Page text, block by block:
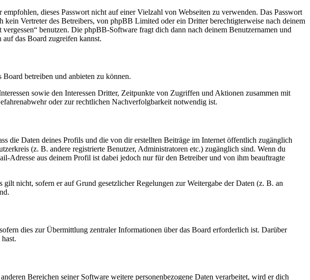
dieses Passwort nicht auf einer Vielzahl von Webseiten zu verwenden. Das Passwort
Vertreter des Betreibers, von phpBB Limited oder ein Dritter berechtigterweise nach deinem
benutzen. Die phpBB-Software fragt dich dann nach deinem Benutzernamen und
auf das Board zugreifen kannst.
betreiben und anbieten zu können.
sowie den Interessen Dritter, Zeitpunkte von Zugriffen und Aktionen zusammen mit
oder zur rechtlichen Nachverfolgbarkeit notwendig ist.
die Daten deines Profils und die von dir erstellten Beiträge im Internet öffentlich zugänglich
(z. B. andere registrierte Benutzer, Administratoren etc.) zugänglich sind. Wenn du
Adresse aus deinem Profil ist dabei jedoch nur für den Betreiber und von ihm beauftragte
nicht, sofern er auf Grund gesetzlicher Regelungen zur Weitergabe der Daten (z. B. an
dies zur Übermittlung zentraler Informationen über das Board erforderlich ist. Darüber
Bereichen seiner Software weitere personenbezogene Daten verarbeitet, wird er dich